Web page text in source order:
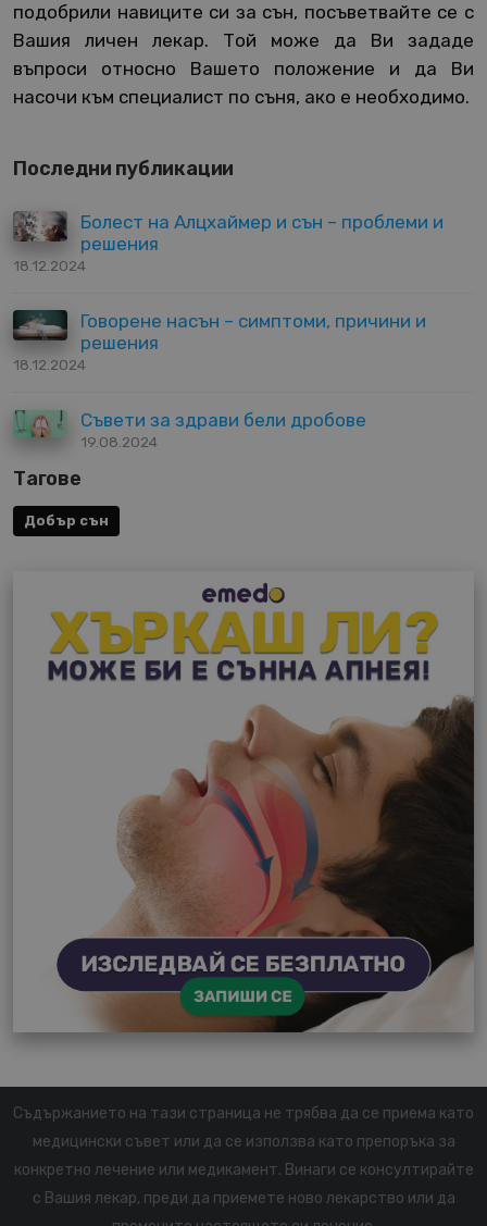
подобрили навиците си за сън, посъветвайте се с
Вашия личен лекар. Той може да Ви зададе
въпроси относно Вашето положение и да Ви
насочи към специалист по съня, ако е необходимо.
Последни публикации
Болест на Алцхаймер и сън – проблеми и
решения
18.12.2024
Говорене насън – симптоми, причини и
решения
18.12.2024
Съвети за здрави бели дробове
19.08.2024
Тагове
Добър сън
Съдържанието на тази страница не трябва да се приема като
медицински съвет или да се използва като препоръка за
конкретно лечение или медикамент. Винаги се консултирайте
с Вашия лекар, преди да приемете ново лекарство или да